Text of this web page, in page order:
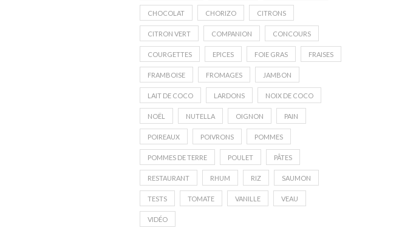
CHOCOLAT CHORIZO CITRONS
CITRON VERT COMPANION CONCOURS
COURGETTES EPICES FOIE GRAS FRAISES
FRAMBOISE FROMAGES JAMBON
LAIT DE COCO LARDONS NOIX DE COCO
NOËL NUTELLA OIGNON PAIN
POIREAUX POIVRONS POMMES
POMMES DE TERRE POULET PÂTES
RESTAURANT RHUM RIZ SAUMON
TESTS TOMATE VANILLE VEAU
VIDÉO